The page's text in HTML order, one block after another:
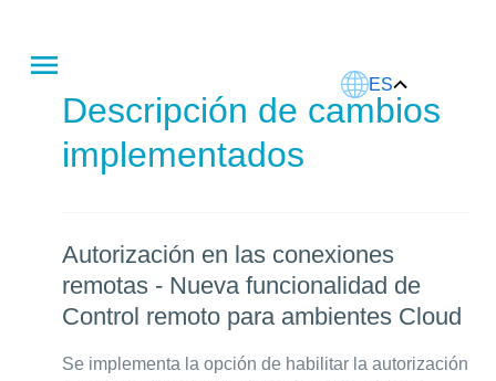
ES
Descripción de cambios
implementados
Autorización en las conexiones
remotas - Nueva funcionalidad de
Control remoto para ambientes Cloud
Se implementa la opción de habilitar la autorización